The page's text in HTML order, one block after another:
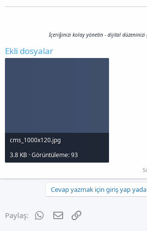
İçeriğinizi kolay yönetin - dijital düzeninizi
Ekli dosyalar
cms_1000x120.jpg
3.8 KB · Görüntüleme: 93
Cevap yazmak için giriş yap yada
Paylaş: WhatsApp
E-posta